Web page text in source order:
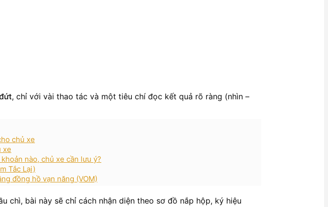
, chỉ với vài thao tác và một tiêu chí đọc kết quả rõ ràng (nhìn –
chủ xe
xe
nào, chủ xe cần lưu ý?
Tắc Lại)
đồng hồ vạn năng (VOM)
chì, bài này sẽ chỉ cách nhận diện theo sơ đồ nắp hộp, ký hiệu